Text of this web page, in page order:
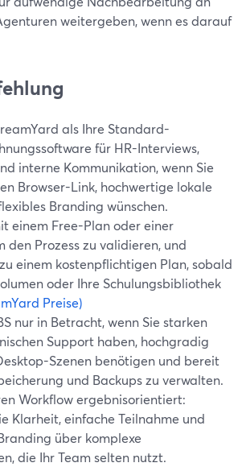
weitergeben, wenn es darauf
als Ihre Standard-
für HR-Interviews,
interne Kommunikation, wenn Sie
Browser-Link, hochwertige lokale
Branding wünschen.
einem Free-Plan oder einer
den Prozess zu validieren, und
einem kostenpflichtigen Plan, sobald
oder Ihre Schulungsbibliothek
Preise)
nur in Betracht, wenn Sie starken
Support haben, hochgradig
Szenen benötigen und bereit
und Backups zu verwalten.
Workflow ergebnisorientiert:
Klarheit, einfache Teilnahme und
über komplexe
die Ihr Team selten nutzt.